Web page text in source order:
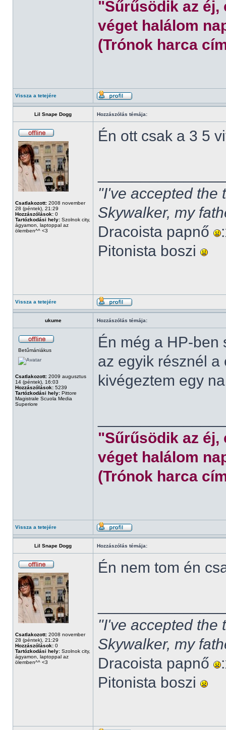
"Sűrűsödik az éj,
véget halálom
(Trónok harca
Vissza a tetejére
Lil Snape Dogg Hozzászólás témája:
Csatlakozott: 2008 november
28 (péntek), 21:29
Hozzászólások: 0
Tartózkodási hely: Szolnok city,
ágyamon, laptoppal az
ölemben^^ <3
Én ott csak a 3 5
"I've accepted the
Skywalker, my
Dracoista papnő
Pitonista boszi
Vissza a tetejére
ukume Hozzászólás témája:
Betűmániákus
Csatlakozott: 2009 augusztus
14 (péntek), 16:03
Hozzászólások: 5239
Tartózkodási hely: Pittore
Magistrale Scuola Media
Superiore
Én még a HP-ben
az egyik résznél
kivégeztem egy
"Sűrűsödik az éj,
véget halálom
(Trónok harca
Vissza a tetejére
Lil Snape Dogg Hozzászólás témája:
Csatlakozott: 2008 november
28 (péntek), 21:29
Hozzászólások: 0
Tartózkodási hely: Szolnok city,
ágyamon, laptoppal az
ölemben^^ <3
Én nem tom én
"I've accepted the
Skywalker, my
Dracoista papnő
Pitonista boszi